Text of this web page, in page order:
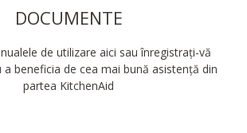
DOCUMENTE
de utilizare aici sau înregistrați-vă
beneficia de cea mai bună asistență din
partea KitchenAid